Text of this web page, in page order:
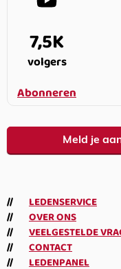
7,5K
volgers
Abonneren
Meld je
LEDENSERVICE
OVER ONS
VEELGESTELDE
CONTACT
LEDENPANEL